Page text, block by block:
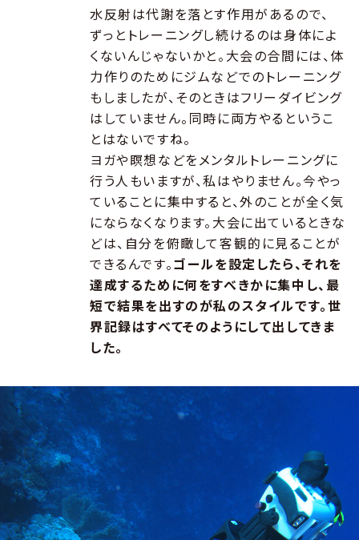
水反射は代謝を落とす作用があるので、
ずっとトレーニングし続けるのは身体によ
くないんじゃないかと。大会の合間には、体
力作りのためにジムなどでのトレーニング
もしましたが、そのときはフリーダイビング
はしていません。同時に両方やるというこ
とはないですね。
ヨガや瞑想などをメンタルトレーニングに
行う人もいますが、私はやりません。今やっ
ていることに集中すると、外のことが全く気
にならなくなります。大会に出ているときな
どは、自分を俯瞰して客観的に見ることが
できるんです。ゴールを設定したら、それを
達成するために何をすべきかに集中し、最
短で結果を出すのが私のスタイルです。世
界記録はすべてそのようにして出してきま
した。